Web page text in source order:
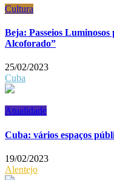
Cultura
Beja: Passeios
Alcoforado”
25/02/2023
Cuba
Atualidade
Cuba: vários espaços
19/02/2023
Alentejo